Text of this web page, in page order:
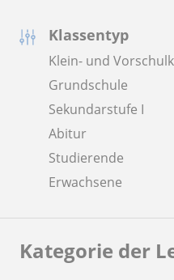
Klassentyp
Klein- und
Grundschule
Sekundarstufe I
Abitur
Studierende
Erwachsene
Kategorie der